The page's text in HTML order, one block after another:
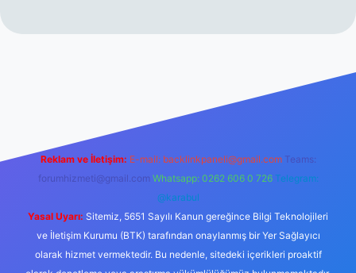
Betexper
Reklam ve İletişim: E-mail: backlinkpaneli@gmail.com Teams:
forumhizmeti@gmail.com Whatsapp: 0262 606 0 726 Telegram:
@karabul
Yasal Uyarı: Sitemiz, 5651 Sayılı Kanun gereğince Bilgi Teknolojileri
ve İletişim Kurumu (BTK) tarafından onaylanmış bir Yer Sağlayıcı
olarak hizmet vermektedir. Bu nedenle, sitedeki içerikleri proaktif